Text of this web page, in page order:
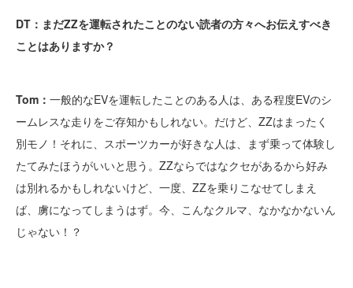
DT：まだZZを運転されたことのない読者の方々へお伝えすべき
ことはありますか？
Tom： 一般的なEVを運転したことのある人は、ある程度EVのシ
ームレスな走りをご存知かもしれない。だけど、ZZはまったく
別モノ！それに、スポーツカーが好きな人は、まず乗って体験し
たてみたほうがいいと思う。ZZならではなクセがあるから好み
は別れるかもしれないけど、一度、ZZを乗りこなせてしまえ
ば、虜になってしまうはず。今、こんなクルマ、なかなかないん
じゃない！？